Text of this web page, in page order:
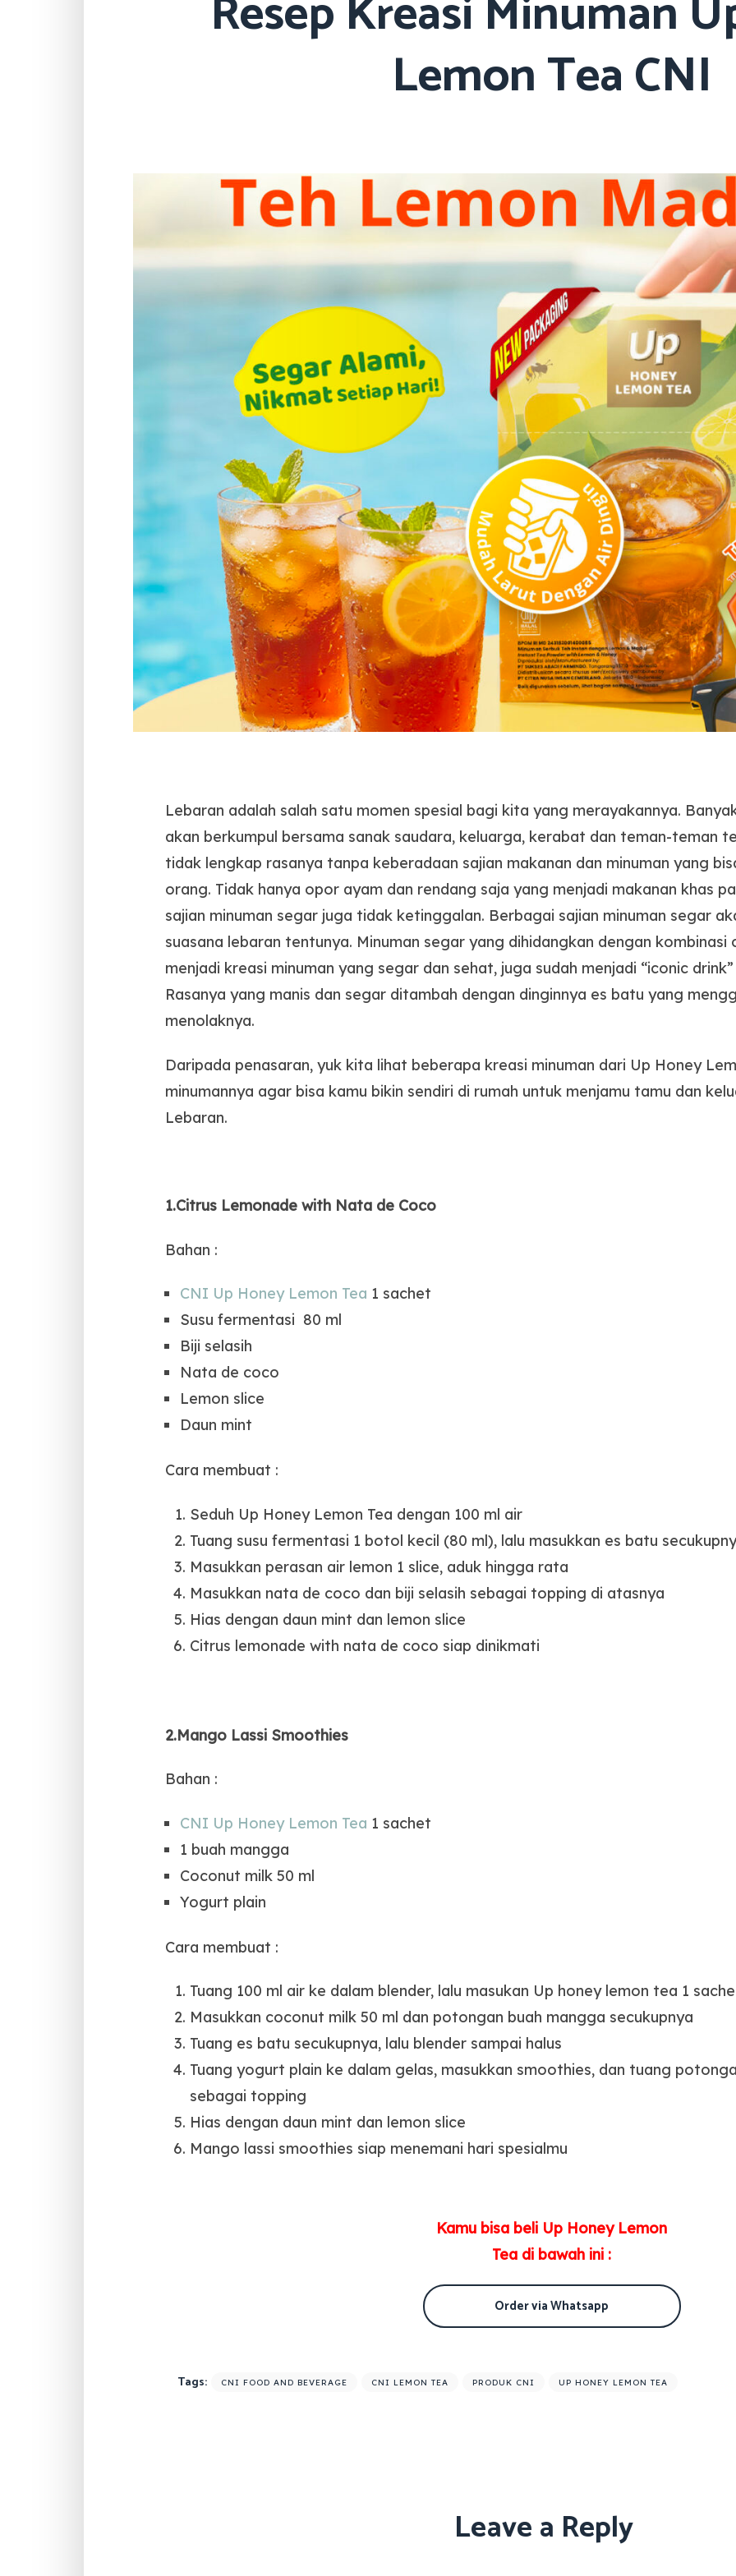
Lemon Tea CNI
Lebaran adalah salah satu momen spesial bagi kita yang merayakannya.
akan berkumpul bersama sanak saudara, keluarga, kerabat dan teman-teman
tidak lengkap rasanya tanpa keberadaan sajian makanan dan minuman yang
orang. Tidak hanya opor ayam dan rendang saja yang menjadi makanan khas
sajian minuman segar juga tidak ketinggalan. Berbagai sajian minuman segar
suasana lebaran tentunya. Minuman segar yang dihidangkan dengan kombinasi
menjadi kreasi minuman yang segar dan sehat, juga sudah menjadi “iconic
Rasanya yang manis dan segar ditambah dengan dinginnya es batu yang
menolaknya.
Daripada penasaran, yuk kita lihat beberapa kreasi minuman dari Up Honey
minumannya agar bisa kamu bikin sendiri di rumah untuk menjamu tamu dan
Lebaran.
1.Citrus Lemonade with Nata de Coco
Bahan :
CNI Up Honey Lemon Tea 1 sachet
Susu fermentasi 80 ml
Biji selasih
Nata de coco
Lemon slice
Daun mint
Cara membuat :
Seduh Up Honey Lemon Tea dengan 100 ml air
Tuang susu fermentasi 1 botol kecil (80 ml), lalu masukkan es batu
Masukkan perasan air lemon 1 slice, aduk hingga rata
Masukkan nata de coco dan biji selasih sebagai topping di atasnya
Hias dengan daun mint dan lemon slice
Citrus lemonade with nata de coco siap dinikmati
2.Mango Lassi Smoothies
Bahan :
CNI Up Honey Lemon Tea 1 sachet
1 buah mangga
Coconut milk 50 ml
Yogurt plain
Cara membuat :
Tuang 100 ml air ke dalam blender, lalu masukan Up honey lemon tea 1
Masukkan coconut milk 50 ml dan potongan buah mangga secukupnya
Tuang es batu secukupnya, lalu blender sampai halus
Tuang yogurt plain ke dalam gelas, masukkan smoothies, dan tuang
sebagai topping
Hias dengan daun mint dan lemon slice
Mango lassi smoothies siap menemani hari spesialmu
Kamu bisa beli Up Honey Lemon
Tea di bawah ini :
Order via Whatsapp
Tags: CNI FOOD AND BEVERAGE CNI LEMON TEA PRODUK CNI UP HONEY LEMON TEA
Leave a Reply